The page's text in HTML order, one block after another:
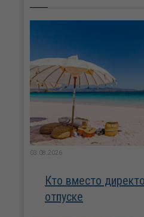
03.08.2026
Кто вместо
отпуске